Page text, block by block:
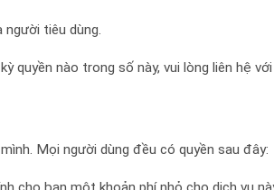
tiêu dùng.
quyền nào trong số này, vui lòng liên hệ
Mọi người dùng đều có quyền sau đây: